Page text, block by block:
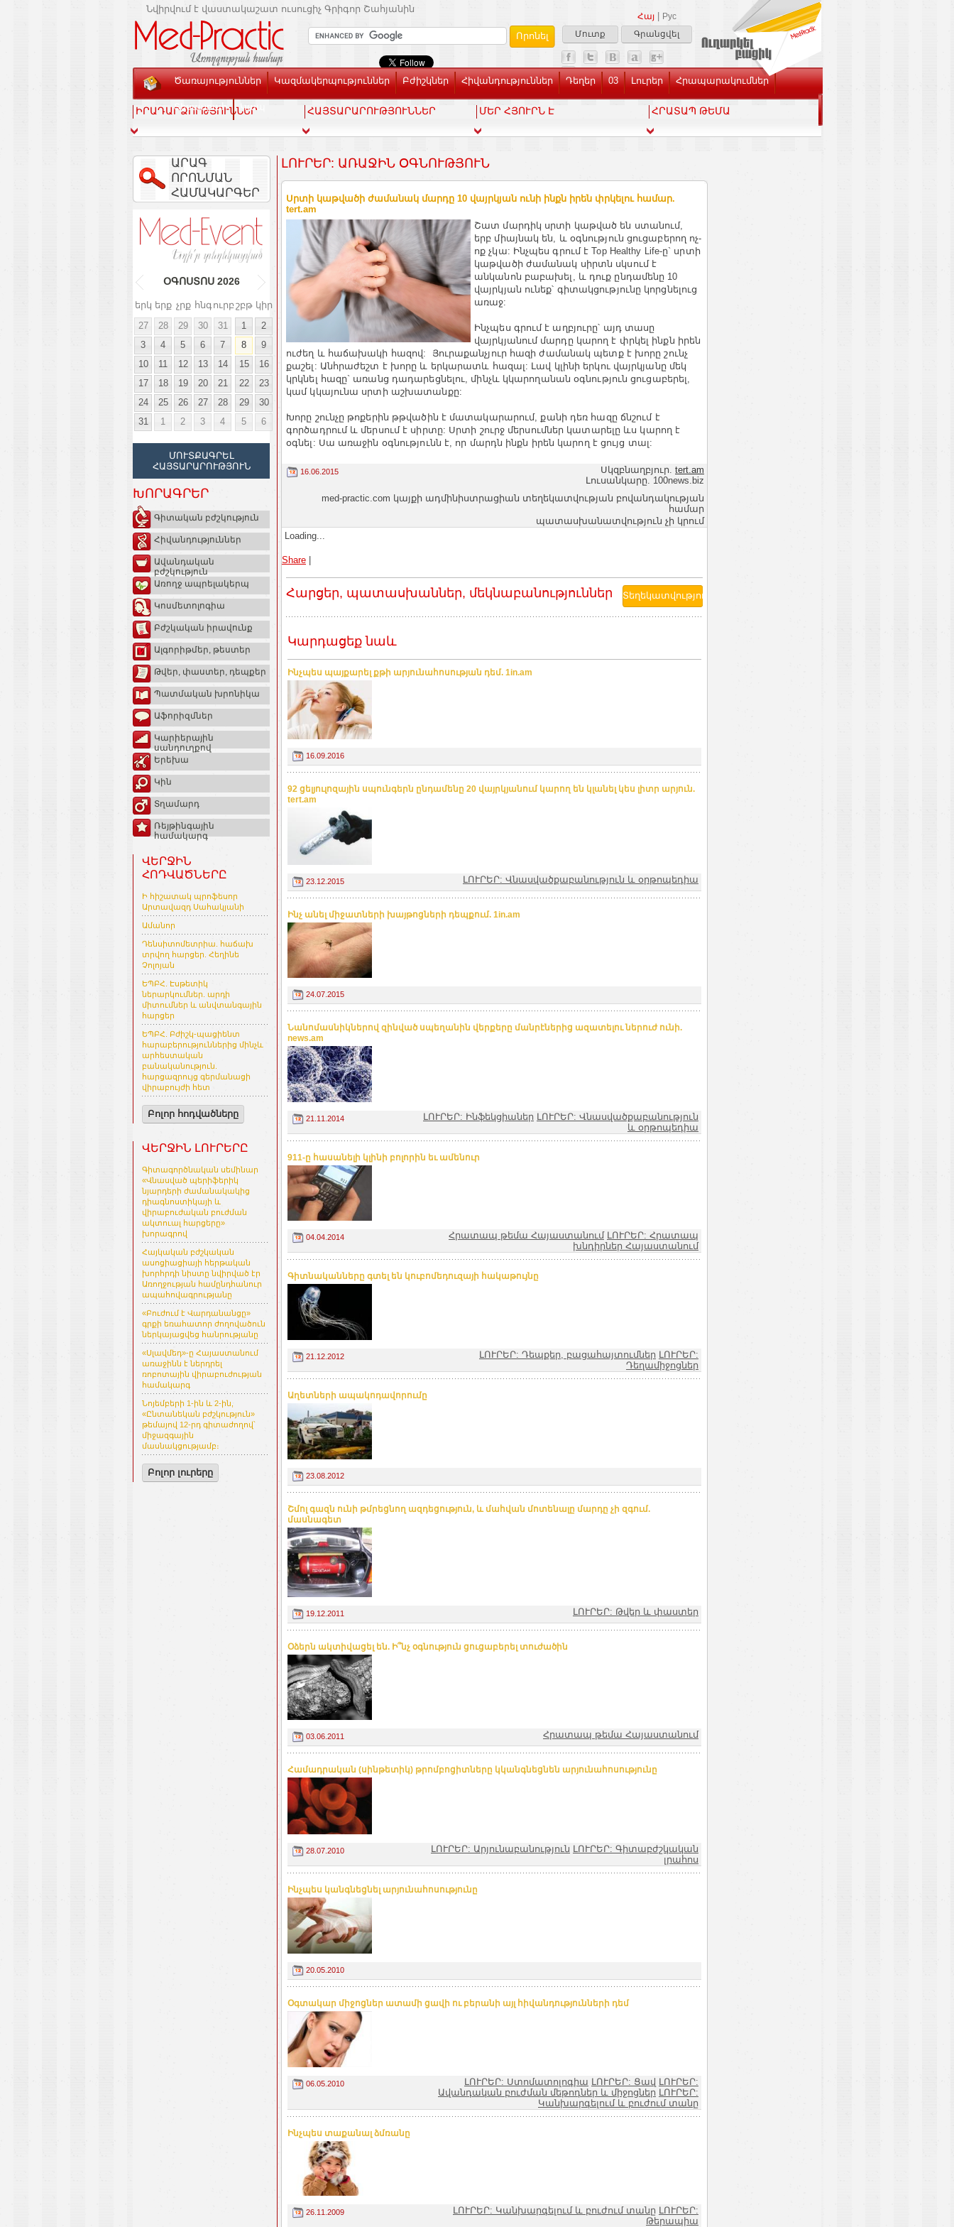
Հայ
Рус
Մուտք
Գրանցվել
Նվիրվում է վաստակաշատ ուսուցիչ Գրիգոր Շահյանին
Ծառայություններ Կազմակերպություններ Բժիշկներ Հիվանդություններ Դեղեր 03 Լուրեր Հրապարակումներ
Տեսասրահ Կապ
ԻՐԱԴԱՐՁՈՒԹՅՈՒՆՆԵՐ ՀԱՅՏԱՐԱՐՈՒԹՅՈՒՆՆԵՐ ՄԵՐ ՀՅՈՒՐՆ Է ՀՐԱՏԱՊ ԹԵՄԱ
ԱՐԱԳ
ՈՐՈՆՄԱՆ
ՀԱՄԱԿԱՐԳԵՐ
ՕԳՈՍՏՈՍ 2026
երկ երք չրք հնգուրբ շբթ կիր
27
28 29 30 31 1
2
3
4 5 6 7 8
9
10
11 12 13 14 15
16
17
18 19 20 21 22
23
24
25 26 27 28 29
30
31
1 2 3 4 5 6
ՄՈՒՏՔԱԳՐԵԼ
ՀԱՅՏԱՐԱՐՈՒԹՅՈՒՆ
ԽՈՐԱԳՐԵՐ
Գիտական բժշկություն
Հիվանդություններ
Ավանդական
բժշկություն
Առողջ ապրելակերպ
Կոսմետոլոգիա
Բժշկական իրավունք
Ալգորիթմեր, թեստեր
Թվեր, փաստեր, դեպքեր
Պատմական խրոնիկա
Աֆորիզմներ
Կարիերային
սանդուղքով
Երեխա
Կին
Տղամարդ
Ռեյթինգային
համակարգ
ՎԵՐՋԻՆ
ՀՈԴՎԱԾՆԵՐԸ
Ի հիշատակ պրոֆեսոր
Արտավազդ Սահակյանի
Ամանոր
Դենսիտոմետրիա. հաճախ
տրվող հարցեր. Հեղինե
Չոլոյան
ԵՊԲՀ. Էսթետիկ
ներարկումներ. արդի
միտումներ և անվտանգային
հարցեր
ԵՊԲՀ. Բժիշկ-պացիենտ
հարաբերություններից մինչև
արհեստական
բանականություն.
հարցազրույց գերմանացի
վիրաբույժի հետ
Բոլոր հոդվածները
ՎԵՐՋԻՆ ԼՈՒՐԵՐԸ
Գիտագործնական սեմինար
«Վնասված պերիֆերիկ
նյարդերի ժամանակակից
դիագնոստիկայի և
վիրաբուժական բուժման
ակտուալ հարցերը»
խորագրով
Հայկական բժշկական
ասոցիացիայի հերթական
խորհրդի նիստը նվիրված էր
Առողջության համընդհանուր
ապահովագրությանը
«Բուժում է Վարդանանցը»
գրքի եռահատոր ժողովածուն
ներկայացվեց հանրությանը
«Սլավմեդ»-ը Հայաստանում
առաջինն է ներդրել
ռոբոտային վիրաբուժության
համակարգ
Նոյեմբերի 1-ին և 2-ին,
«Ընտանեկան բժշկություն»
թեմայով 12-րդ գիտաժողով՝
միջազգային
մասնակցությամբ։
Բոլոր լուրերը
ԼՈՒՐԵՐ: ԱՌԱՋԻՆ ՕԳՆՈՒԹՅՈՒՆ
Սրտի կաթվածի ժամանակ մարդը 10 վայրկյան ունի ինքն իրեն փրկելու համար.
tert.am
Շատ մարդիկ սրտի կաթված են ստանում,
երբ միայնակ են, և օգնություն ցուցաբերող ոչ-
ոք չկա: Ինչպես գրում է Top Healthy Life-ը` սրտի
կաթվածի ժամանակ սիրտն սկսում է
անկանոն բաբախել, և դուք ընդամենը 10
վայրկյան ունեք՝ գիտակցությունը կորցնելուց
առաջ:
Ինչպես գրում է աղբյուրը՝ այդ տասը
վայրկյանում մարդը կարող է փրկել ինքն իրեն
ուժեղ և հաճախակի հազով: Յուրաքանչյուր հազի ժամանակ պետք է խորը շունչ
քաշել: Անհրաժեշտ է խորը և երկարատև հազալ: Լավ կլինի երկու վայրկյանը մեկ
կրկնել հազը` առանց դադարեցնելու, մինչև կկարողանան օգնություն ցուցաբերել,
կամ կկայունա սրտի աշխատանքը:
Խորը շունչը թոքերին թթվածին է մատակարարում, քանի դեռ հազը ճնշում է
գործադրում և մերսում է սիրտը: Սրտի շուրջ մերսումներ կատարելը ևս կարող է
օգնել: Սա առաջին օգնությունն է, որ մարդն ինքն իրեն կարող է ցույց տալ:
16.06.2015 Սկզբնաղբյուր. tert.am
Լուսանկարը. 100news.biz
med-practic.com կայքի ադմինիստրացիան տեղեկատվության բովանդակության
համար
պատասխանատվություն չի կրում
Loading...
Share
Հարցեր, պատասխաններ, մեկնաբանություններ
Կարդացեք նաև
Ինչպես պայքարել քթի արյունահոսության դեմ. 1in.am
16.09.2016
92 ցելյուլոզային սպունգերն ընդամենը 20 վայրկյանում կարող են կլանել կես լիտր արյուն.
tert.am
23.12.2015 ԼՈՒՐԵՐ: Վնասվածքաբանություն և օրթոպեդիա
Ինչ անել միջատների խայթոցների դեպքում. 1in.am
24.07.2015
Նանոմասնիկներով զինված սպեղանին վերքերը մանրէներից ազատելու ներուժ ունի.
news.am
21.11.2014 ԼՈՒՐԵՐ: Ինֆեկցիաներ ԼՈՒՐԵՐ: Վնասվածքաբանություն
և օրթոպեդիա
911-ը հասանելի կլինի բոլորին եւ ամենուր
04.04.2014 Հրատապ թեմա Հայաստանում ԼՈՒՐԵՐ: Հրատապ
խնդիրներ Հայաստանում
Գիտնականները գտել են կուբոմեդուզայի հակաթույնը
21.12.2012 ԼՈՒՐԵՐ: Դեպքեր, բացահայտումներ ԼՈՒՐԵՐ:
Դեղամիջոցներ
Աղետների ապակոդավորումը
23.08.2012
Շմոլ գազն ունի թմրեցնող ազդեցություն, և մահվան մոտենալը մարդը չի զգում.
մասնագետ
19.12.2011 ԼՈՒՐԵՐ: Թվեր և փաստեր
Օձերն ակտիվացել են. Ի՞նչ օգնություն ցուցաբերել տուժածին
03.06.2011 Հրատապ թեմա Հայաստանում
Համադրական (սինթետիկ) թրոմբոցիտները կկանգնեցնեն արյունահոսությունը
28.07.2010 ԼՈՒՐԵՐ: Արյունաբանություն ԼՈՒՐԵՐ: Գիտաբժշկական
լրահոս
Ինչպես կանգնեցնել արյունահոսությունը
20.05.2010
Օգտակար միջոցներ ատամի ցավի ու բերանի այլ հիվանդությունների դեմ
06.05.2010 ԼՈՒՐԵՐ: Ստոմատոլոգիա ԼՈՒՐԵՐ: Ցավ ԼՈՒՐԵՐ:
Ավանդական բուժման մեթոդներ և միջոցներ ԼՈՒՐԵՐ:
Կանխարգելում և բուժում տանը
Ինչպես տաքանալ ձմռանը
26.11.2009 ԼՈՒՐԵՐ: Կանխարգելում և բուժում տանը ԼՈՒՐԵՐ:
Թերապիա